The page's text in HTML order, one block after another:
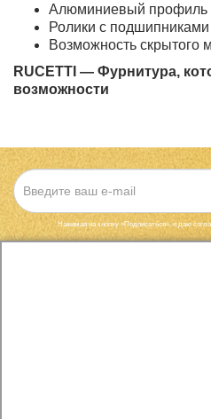
Алюминиевый профиль
Ролики с подшипниками
Возможность скрытого
RUCETTI — Фурнитура,
возможности
Нажимая на кнопку «Подписаться», я даю